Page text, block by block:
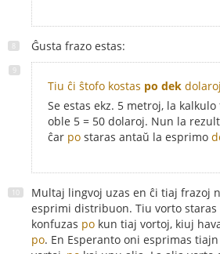
Ĝusta frazo estas:
Tiu ĉi ŝtofo kostas po dek
Se estas ekz. 5 metroj, la
oble 5 = 50 dolaroj. Nun la
ĉar po staras antaŭ la esprimo
Multaj lingvoj uzas en ĉi tiaj frazoj
esprimi distribuon. Tiu vorto staras
konfuzas po kun tiaj vortoj, kiuj
po. En Esperanto oni esprimas